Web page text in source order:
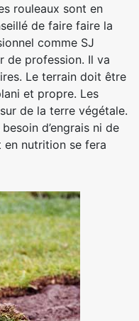
rouleaux sont en
de faire faire la
comme SJ
de profession. Il va
Le terrain doit être
et propre. Les
de la terre végétale.
d’engrais ni de
en nutrition se fera